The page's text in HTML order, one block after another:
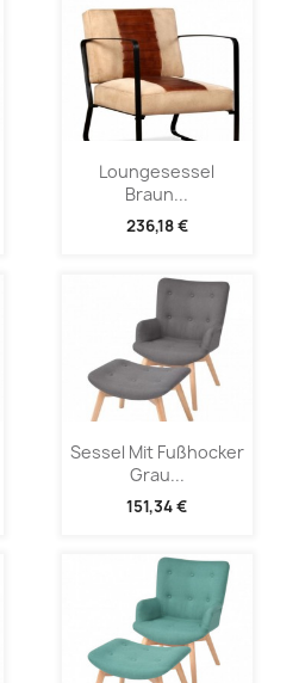
Loungesessel
Braun...
236,18 €
Sessel Mit Fußhocker
Grau...
151,34 €